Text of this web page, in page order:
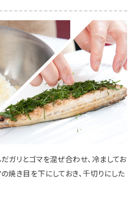
ガリとゴマを混ぜ合わせ、冷ましてお
の焼き目を下にしておき、千切りにした